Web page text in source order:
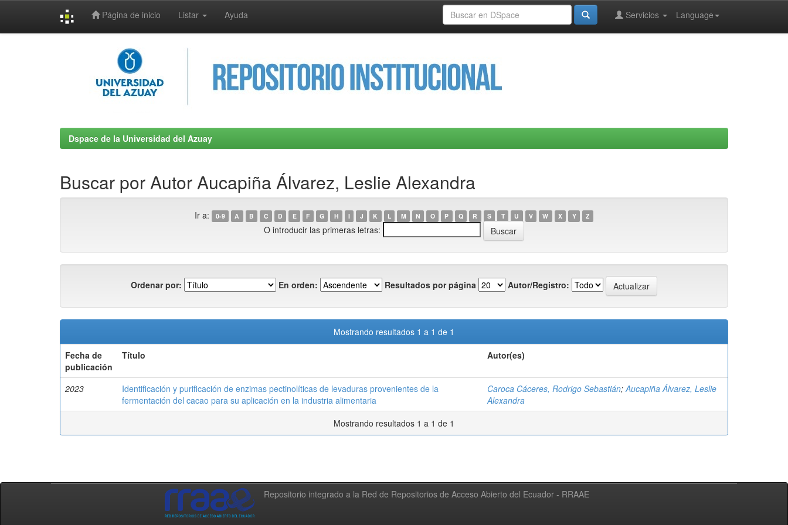
Página de inicio Listar Ayuda Language
Servicios
Dspace de la Universidad del Azuay
Buscar por Autor Aucapiña Álvarez, Leslie Alexandra
Ir a: 0-9 A B C D E F G H I J K L M N O P Q R S T U V W X Y Z
O introducir las primeras letras:
Ordenar por: En orden: Resultados por página Autor/Registro:
Mostrando resultados 1 a 1 de 1
Fecha de
publicación
Título Autor(es)
2023
Identificación y purificación de enzimas pectinolíticas de levaduras provenientes de la
fermentación del cacao para su aplicación en la industria alimentaria
Caroca Cáceres, Rodrigo Sebastián;Aucapiña Álvarez, Leslie
Alexandra
Mostrando resultados 1 a 1 de 1
Repositorio integrado a la Red de Repositorios de Acceso Abierto del Ecuador - RRAAE